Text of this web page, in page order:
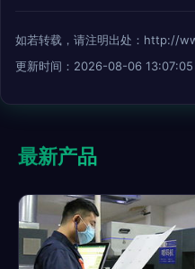
如若转载，请注明出处：http://
更新时间：2026-08-06 13:07:05
最新产品